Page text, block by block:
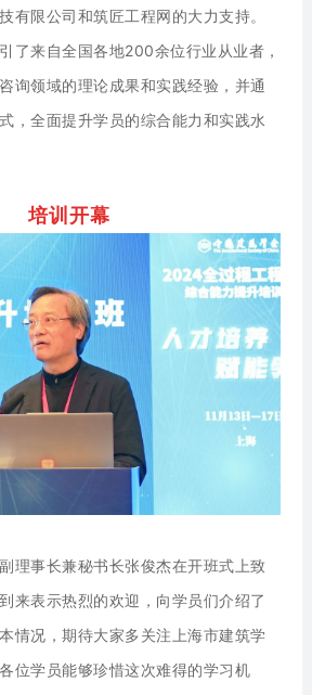
有限公司和筑匠工程网的大力支持。
了来自全国各地200余位行业从业者，
询领域的理论成果和实践经验，并通
，全面提升学员的综合能力和实践水
培训开幕
理事长兼秘书长张俊杰在开班式上致
来表示热烈的欢迎，向学员们介绍了
情况，期待大家多关注上海市建筑学
位学员能够珍惜这次难得的学习机